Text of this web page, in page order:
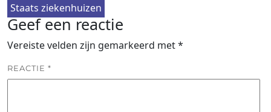
Staats ziekenhuizen
Geef een reactie
Vereiste velden zijn gemarkeerd met*
REACTIE *